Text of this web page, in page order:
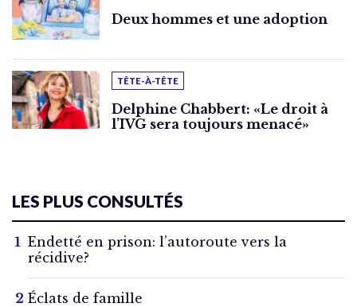
Deux hommes et une adoption
TÊTE-À-TÊTE
Delphine Chabbert: «Le droit à
l’IVG sera toujours menacé»
LES PLUS CONSULTÉS
Endetté en prison: l’autoroute vers la
récidive?
Éclats de famille